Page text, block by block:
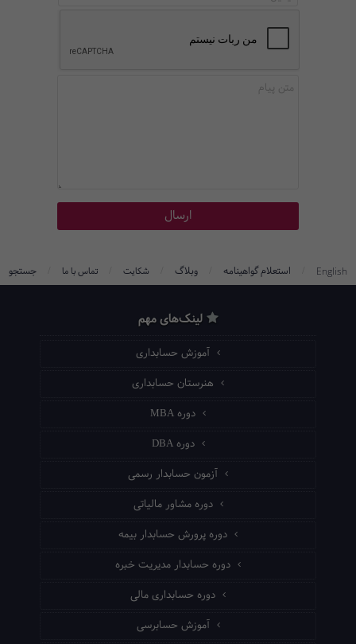
English استعلام گواهینامه وبلاگ شکایت تماس با ما جستجو
لینک‌های مهم
آموزش حسابداری
هنرستان حسابداری
دوره MBA
دوره DBA
آزمون حسابدار رسمی
دوره مشاور مالیاتی
دوره پرورش حسابدار بیمه
دوره حسابدار مدیریت خبره
دوره حسابداری مالی
آموزش حسابرسی